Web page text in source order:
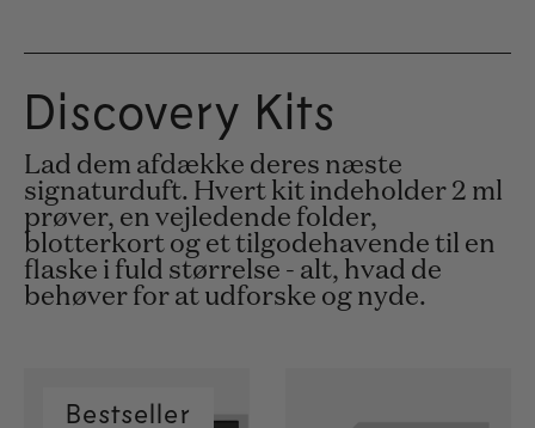
Discovery Kits
Lad dem afdække deres næste
signaturduft. Hvert kit indeholder 2 ml
prøver, en vejledende folder,
blotterkort og et tilgodehavende til en
flaske i fuld størrelse - alt, hvad de
behøver for at udforske og nyde.
Bestseller